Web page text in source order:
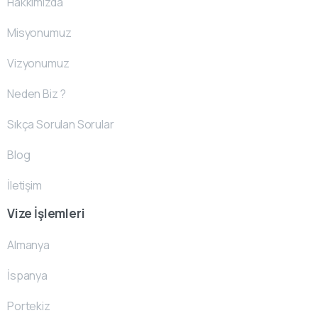
Misyonumuz
Vizyonumuz
Neden Biz ?
Sıkça Sorulan Sorular
Blog
İletişim
Vize İşlemleri
Almanya
İspanya
Portekiz